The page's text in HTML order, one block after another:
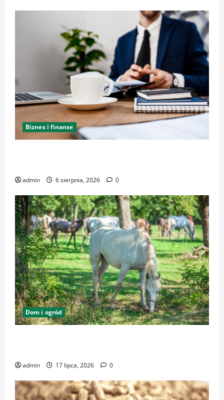
Biznes i finanse
admin 6 sierpnia, 2026 0
Dom i ogród
admin 17 lipca, 2026 0